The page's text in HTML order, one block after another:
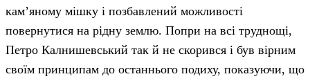
кам’яному мішку і позбавлений можливості
повернутися на рідну землю. Попри на всі труднощі,
Петро Калнишевський так й не скорився і був вірним
своїм принципам до останнього подиху, показуючи, що